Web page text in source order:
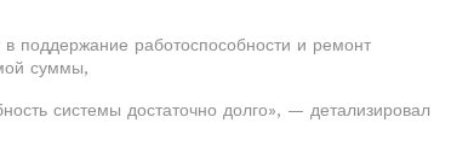
поддержание работоспособности и ремонт
суммы,
системы достаточно долго», — детализировал